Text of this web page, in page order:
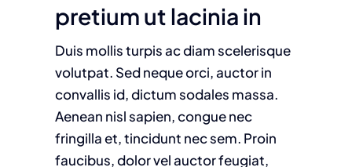
pretium ut lacinia in
Duis mollis turpis ac diam scelerisque
volutpat. Sed neque orci, auctor in
convallis id, dictum sodales massa.
Aenean nisl sapien, congue nec
fringilla et, tincidunt nec sem. Proin
faucibus, dolor vel auctor feugiat,